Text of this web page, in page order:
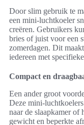
Door slim gebruik te
een mini-luchtkoeler
creëren. Gebruikers
bries of juist voor een
zomerdagen. Dit
iedereen met
Compact en
Een ander groot
Deze mini-
naar de slaapkamer
gewicht en beperkte